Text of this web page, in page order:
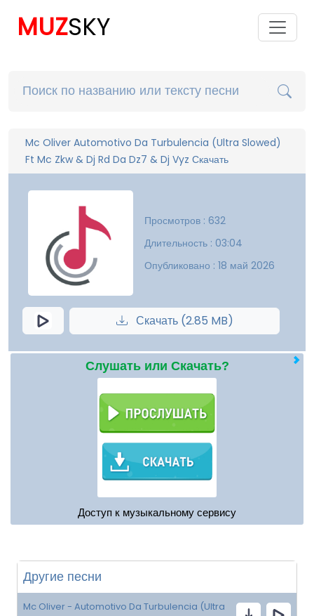
MUZSKY
Mc Oliver Automotivo Da Turbulencia (Ultra Slowed)
Ft Mc Zkw & Dj Rd Da Dz7 & Dj Vyz Скачать
Просмотров : 632
Длительность : 03:04
Опубликовано : 18 май 2026
Скачать (2.85 MB)
Слушать или Скачать?
Доступ к музыкальному сервису
Другие песни
Mc Oliver - Automotivo Da Turbulencia (Ultra